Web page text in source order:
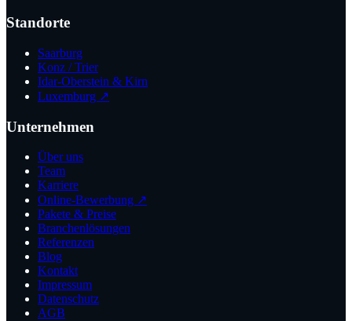
Standorte
Saarburg
Konz / Trier
Idar-Oberstein & Kirn
Luxemburg ↗
Unternehmen
Über uns
Team
Karriere
Online-Bewerbung ↗
Pakete & Preise
Branchenlösungen
Referenzen
Blog
Kontakt
Impressum
Datenschutz
AGB